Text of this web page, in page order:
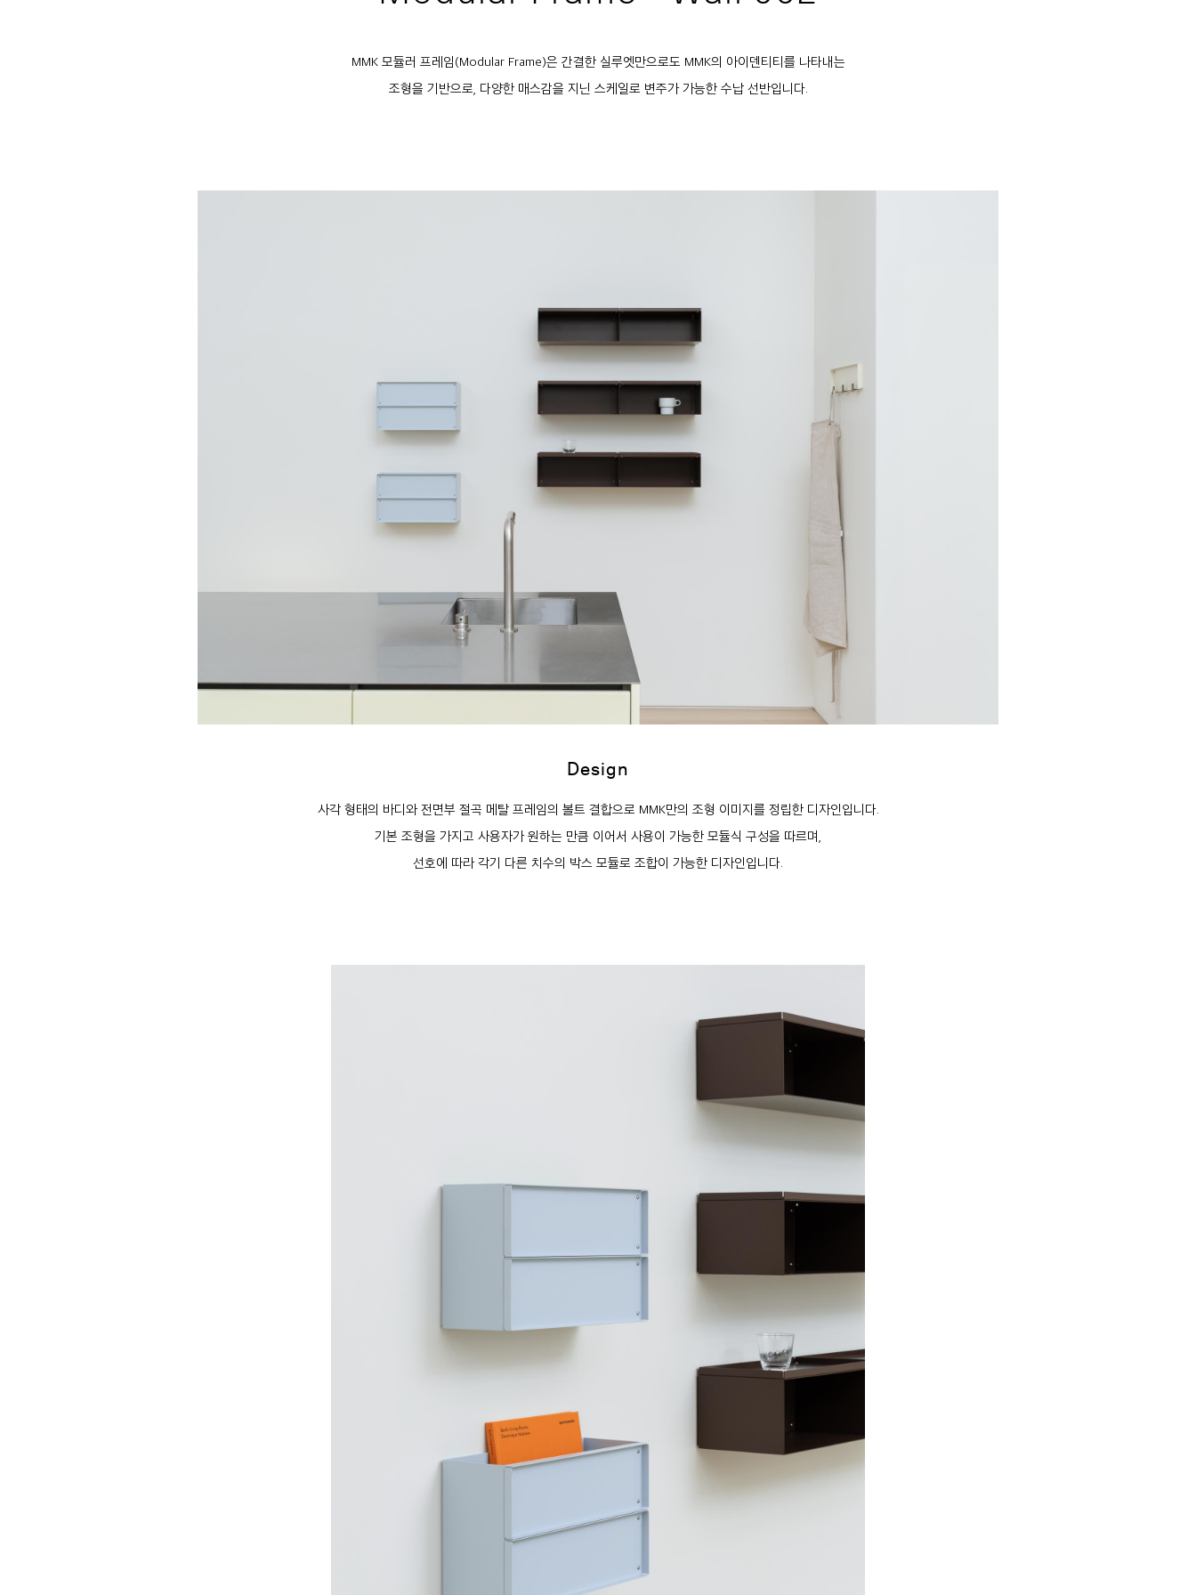
MMK 모듈러 프레임(Modular Frame)은 간결한 실루엣만으로도 MMK의 아이덴티티를 나타내는
조형을 기반으로, 다양한 매스감을 지닌 스케일로 변주가 가능한 수납 선반입니다.
Design
사각 형태의 바디와 전면부 절곡 메탈 프레임의 볼트 결합으로 MMK만의 조형 이미지를 정립한 디자인입니다.
기본 조형을 가지고 사용자가 원하는 만큼 이어서 사용이 가능한 모듈식 구성을 따르며,
선호에 따라 각기 다른 치수의 박스 모듈로 조합이 가능한 디자인입니다.